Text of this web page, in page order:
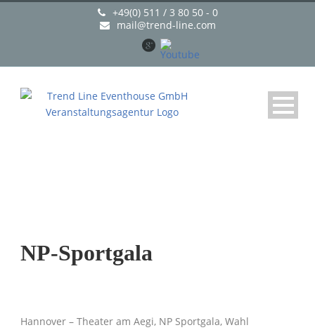
+49(0) 511 / 3 80 50 - 0
mail@trend-line.com
NP-Sportgala
Hannover – Theater am Aegi, NP Sportgala, Wahl